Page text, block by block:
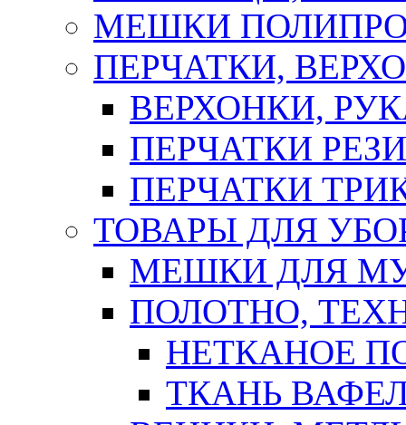
МЕШКИ
ПЕРЧАТКИ,
ВЕРХОНКИ,
ПЕРЧАТКИ
ПЕРЧАТКИ
ТОВАРЫ ДЛЯ
МЕШКИ ДЛЯ
ПОЛОТНО,
НЕТКАНОЕ
ТКАНЬ